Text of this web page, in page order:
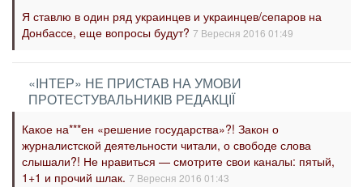
Я ставлю в один ряд украинцев и украинцев/сепаров на
Донбассе, еще вопросы будут? 7 Вересня 2016 01:49
«ІНТЕР» НЕ ПРИСТАВ НА УМОВИ
ПРОТЕСТУВАЛЬНИКІВ РЕДАКЦІЇ
Какое на***ен «решение государства»?! Закон о
журналистской деятельности читали, о свободе слова
слышали?! Не нравиться — смотрите свои каналы: пятый,
1+1 и прочий шлак. 7 Вересня 2016 01:43